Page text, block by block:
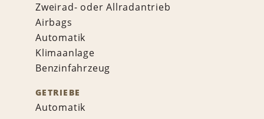
Zweirad- oder Allradantrieb
Airbags
Automatik
Klimaanlage
Benzinfahrzeug
GETRIEBE
Automatik